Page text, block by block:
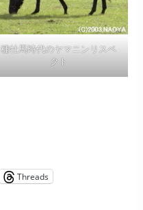
種牡馬時代のヤマニンリスペ
クト
Threads